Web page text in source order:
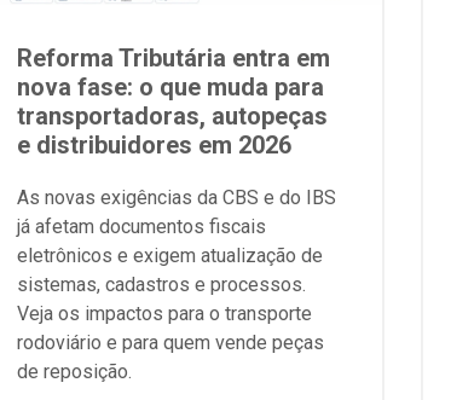
Reforma Tributária entra em
nova fase: o que muda para
transportadoras, autopeças
e distribuidores em 2026
As novas exigências da CBS e do IBS
já afetam documentos fiscais
eletrônicos e exigem atualização de
sistemas, cadastros e processos.
Veja os impactos para o transporte
rodoviário e para quem vende peças
de reposição.